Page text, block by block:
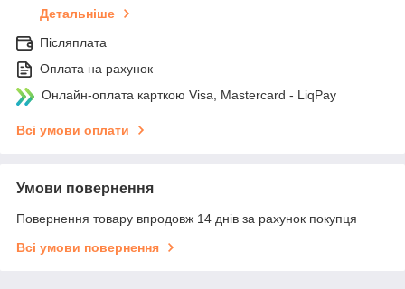
Детальніше
Післяплата
Оплата на рахунок
Онлайн-оплата карткою Visa, Mastercard - LiqPay
Всі умови оплати
Умови повернення
Повернення товару впродовж 14 днів за рахунок покупця
Всі умови повернення